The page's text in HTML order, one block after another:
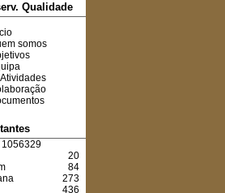
a
educativa que
terá todos
de 19 a 23 de
2024.
a turma
deste ano
"
Vamos
Melhor
"!
aos
Qualidade
somos
1056329
20
84
273
436